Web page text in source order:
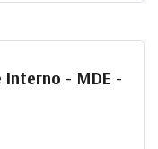
Interno - MDE -